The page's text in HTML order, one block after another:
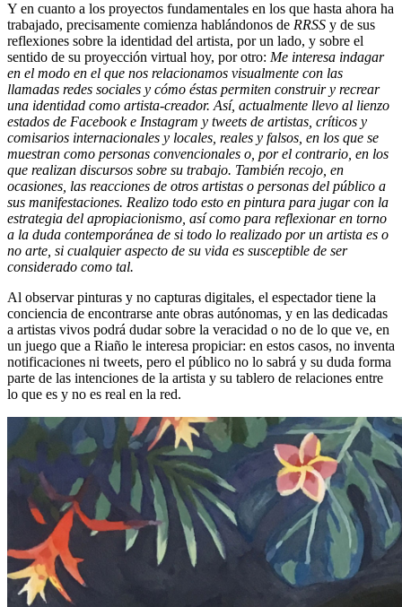
Y en cuanto a los proyectos fundamentales en los que hasta ahora ha
trabajado, precisamente comienza hablándonos de RRSS y de sus
reflexiones sobre la identidad del artista, por un lado, y sobre el
sentido de su proyección virtual hoy, por otro: Me interesa indagar
en el modo en el que nos relacionamos visualmente con las
llamadas redes sociales y cómo éstas permiten construir y recrear
una identidad como artista-creador. Así, actualmente llevo al lienzo
estados de Facebook e Instagram y tweets de artistas, críticos y
comisarios internacionales y locales, reales y falsos, en los que se
muestran como personas convencionales o, por el contrario, en los
que realizan discursos sobre su trabajo. También recojo, en
ocasiones, las reacciones de otros artistas o personas del público a
sus manifestaciones. Realizo todo esto en pintura para jugar con la
estrategia del apropiacionismo, así como para reflexionar en torno
a la duda contemporánea de si todo lo realizado por un artista es o
no arte, si cualquier aspecto de su vida es susceptible de ser
considerado como tal.
Al observar pinturas y no capturas digitales, el espectador tiene la
conciencia de encontrarse ante obras autónomas, y en las dedicadas
a artistas vivos podrá dudar sobre la veracidad o no de lo que ve, en
un juego que a Riaño le interesa propiciar: en estos casos, no inventa
notificaciones ni tweets, pero el público no lo sabrá y su duda forma
parte de las intenciones de la artista y su tablero de relaciones entre
lo que es y no es real en la red.